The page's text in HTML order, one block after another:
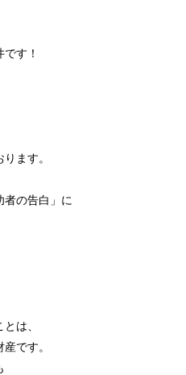
ます。
者の告白」に
は、
です。